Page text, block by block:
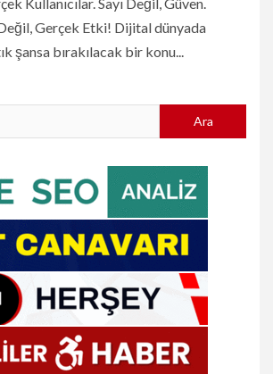
Gerçek Etki! Dijital dünyada
şansa bırakılacak bir konu...